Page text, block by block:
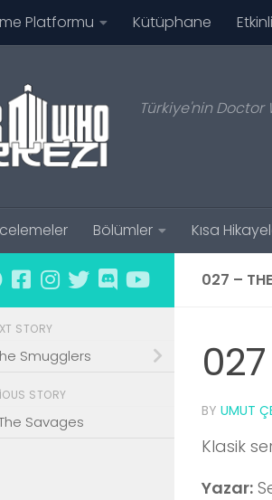
Platformu Kütüphane
Türkiye'nin Doctor
Bölümler Kısa
027 –
BY UMUT
Klasik
Yazar:
STORY
Smugglers
STORY
Savages